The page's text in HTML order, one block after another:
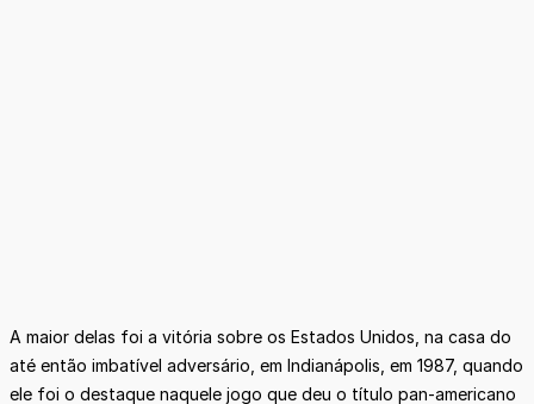
A maior delas foi a vitória sobre os Estados Unidos, na casa do
até então imbatível adversário, em Indianápolis, em 1987, quando
ele foi o destaque naquele jogo que deu o título pan-americano